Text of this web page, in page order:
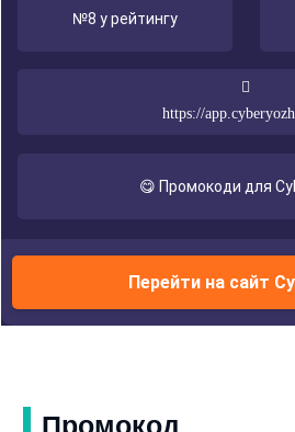
№8 у рейтингу
https://
😋 Промокоди для
Перейти на сайт
Промокод